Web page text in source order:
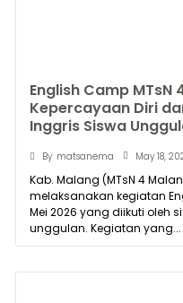
English Camp
Kepercayaan Diri
Inggris Siswa
By matsanema May 18,
Kab. Malang (MTsN 4
melaksanakan kegiatan
Mei 2026 yang diikuti oleh
unggulan. Kegiatan yang...